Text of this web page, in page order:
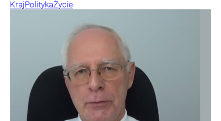
KrajPolitykaŻycie